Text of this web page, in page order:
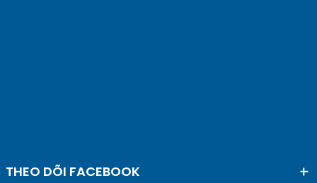
THEO DÕI FACEBOOK